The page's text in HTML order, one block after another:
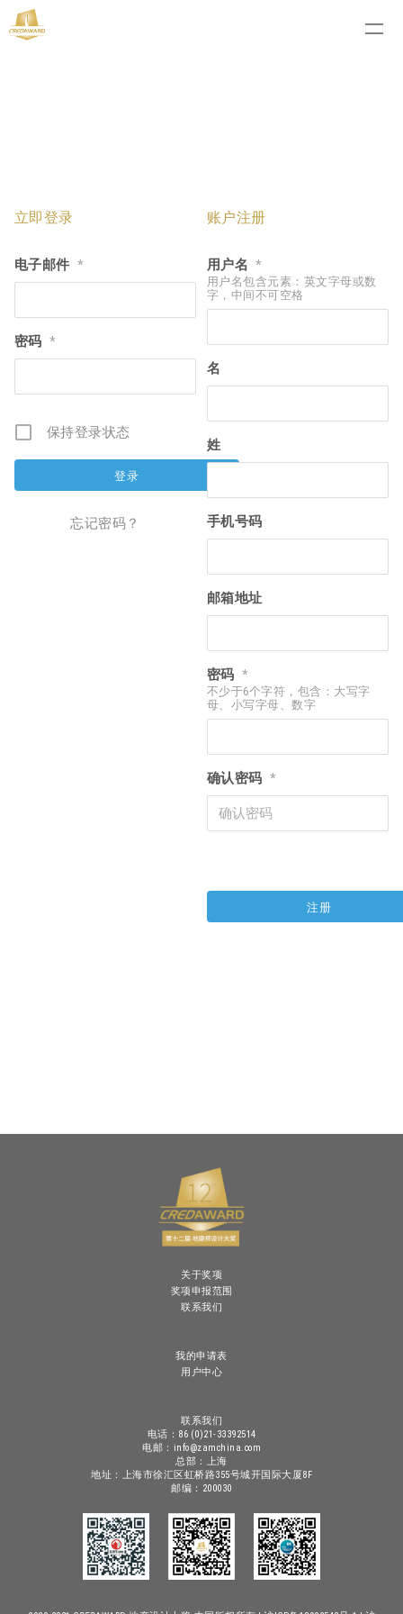
立即登录
电子邮件 *
密码 *
保持登录状态
忘记密码？
账户注册
用户名 *
用户名包含元素：英文字母或数
字，中间不可空格
名
姓
手机号码
邮箱地址
密码 *
不少于6个字符，包含：大写字
母、小写字母、数字
确认密码 *
关于奖项
奖项申报范围
联系我们
我的申请表
用户中心
联系我们
电话：86 (0)21-33392514
电邮：info@zamchina.com
总部：上海
地址：上海市徐汇区虹桥路355号城开国际大厦8F
邮编：200030